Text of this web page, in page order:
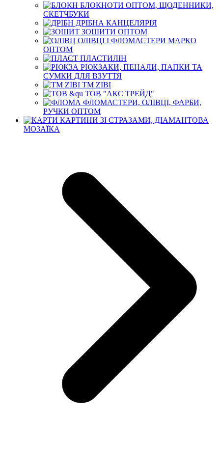
БЛОКНОТИ ОПТОМ, ЩОДЕННИКИ,
СКЕТЧБУКИ
ДРІБНА КАНЦЕЛЯРІЯ
ЗОШИТИ ОПТОМ
ОЛІВЦІ І ФЛОМАСТЕРИ МАРКО
ОПТОМ
ПЛАСТИЛІН
РЮКЗАКИ, ПЕНАЛИ, ПАПКИ ТА
СУМКИ ДЛЯ ВЗУТТЯ
ТМ ZIBI
ТОВ "АКС ТРЕЙД"
ФЛОМАСТЕРИ, ОЛІВЦІ, ФАРБИ,
РУЧКИ ОПТОМ
КАРТИНИ ЗІ СТРАЗАМИ, ДІАМАНТОВА
МОЗАЇКА